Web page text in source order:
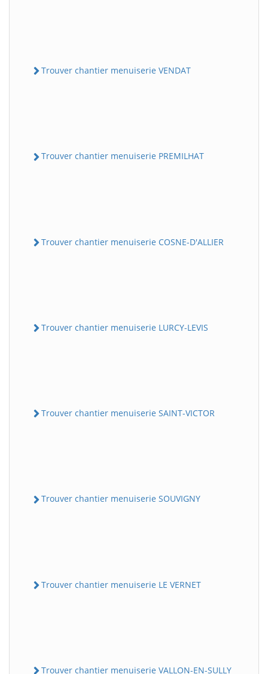
Trouver chantier menuiserie VENDAT
Trouver chantier menuiserie PREMILHAT
Trouver chantier menuiserie COSNE-D'ALLIER
Trouver chantier menuiserie LURCY-LEVIS
Trouver chantier menuiserie SAINT-VICTOR
Trouver chantier menuiserie SOUVIGNY
Trouver chantier menuiserie LE VERNET
Trouver chantier menuiserie VALLON-EN-SULLY